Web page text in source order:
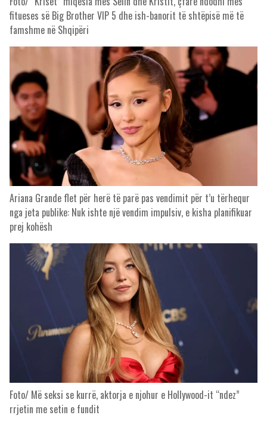
fitueses së Big Brother VIP 5 dhe ish-banorit të shtëpisë më të
famshme në Shqipëri
Ariana Grande flet për herë të parë pas vendimit për t’u tërhequr
nga jeta publike: Nuk ishte një vendim impulsiv, e kisha planifikuar
prej kohësh
Foto/ Më seksi se kurrë, aktorja e njohur e Hollywood-it “ndez”
rrjetin me setin e fundit